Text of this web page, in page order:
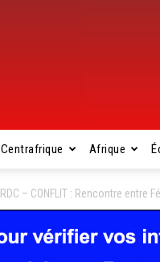
Centrafrique Afrique
RDC – CONFLIT : Rencontre entre